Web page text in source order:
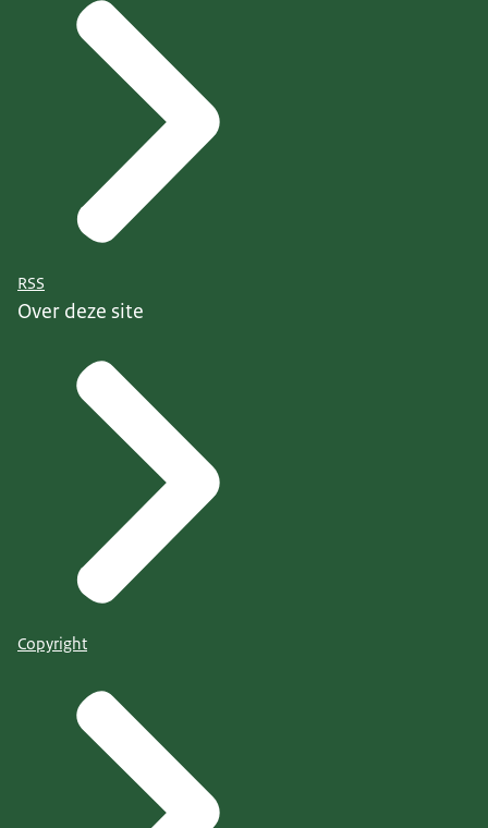
RSS
Over deze site
Copyright